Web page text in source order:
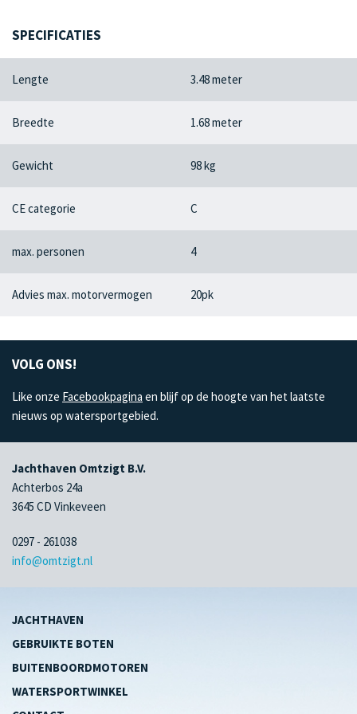
SPECIFICATIES
Lengte 3.48 meter
Breedte 1.68 meter
Gewicht 98 kg
CE categorie C
max. personen 4
Advies max. motorvermogen 20pk
VOLG ONS!
Like onze Facebookpagina en blijf op de hoogte van het laatste
nieuws op watersportgebied.
Jachthaven Omtzigt B.V.
Achterbos 24a
3645 CD Vinkeveen
0297 - 261038
info@omtzigt.nl
JACHTHAVEN
GEBRUIKTE BOTEN
BUITENBOORDMOTOREN
WATERSPORTWINKEL